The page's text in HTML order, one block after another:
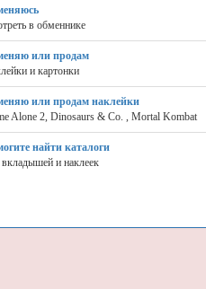
в обменнике
или продам
и картонки
или продам наклейки
Alone 2, Dinosaurs & Co. , Mortal Kombat
найти каталоги
и наклеек